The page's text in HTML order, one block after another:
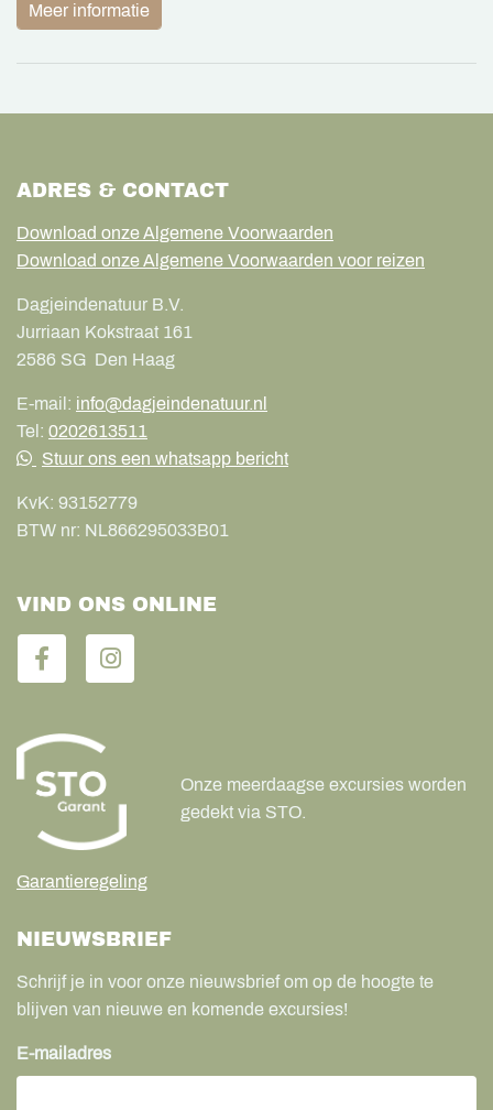
Meer informatie
ADRES & CONTACT
Download onze Algemene Voorwaarden
Download onze Algemene Voorwaarden voor reizen
Dagjeindenatuur B.V.
Jurriaan Kokstraat 161
2586 SG Den Haag
E-mail: info@dagjeindenatuur.nl
Tel: 0202613511
Stuur ons een whatsapp bericht
KvK: 93152779
BTW nr: NL866295033B01
VIND ONS ONLINE
Garantieregeling
Onze meerdaagse excursies worden
gedekt via STO.
NIEUWSBRIEF
Schrijf je in voor onze nieuwsbrief om op de hoogte te
blijven van nieuwe en komende excursies!
E-mailadres